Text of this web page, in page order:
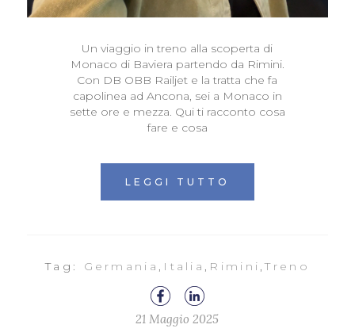
Un viaggio in treno alla scoperta di
Monaco di Baviera partendo da Rimini.
Con DB OBB Railjet e la tratta che fa
capolinea ad Ancona, sei a Monaco in
sette ore e mezza. Qui ti racconto cosa
fare e cosa
LEGGI TUTTO
Tag: Germania , Italia , Rimini ,Treno
21 Maggio 2025